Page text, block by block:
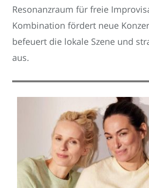
Resonanzraum für freie
Kombination fördert neue
befeuert die lokale Szene und
aus.